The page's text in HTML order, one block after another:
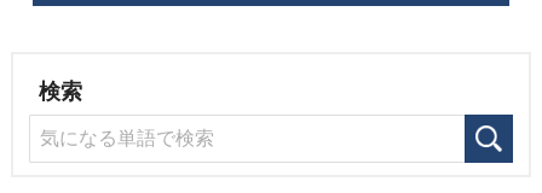
検索